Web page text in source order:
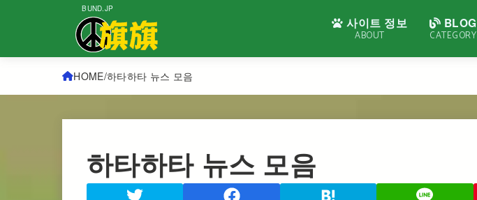
BUND.JP
사이트 정보
ABOUT
BLOG
CATEGORY
HOME 하타하타 뉴스 모음
하타하타 뉴스 모음